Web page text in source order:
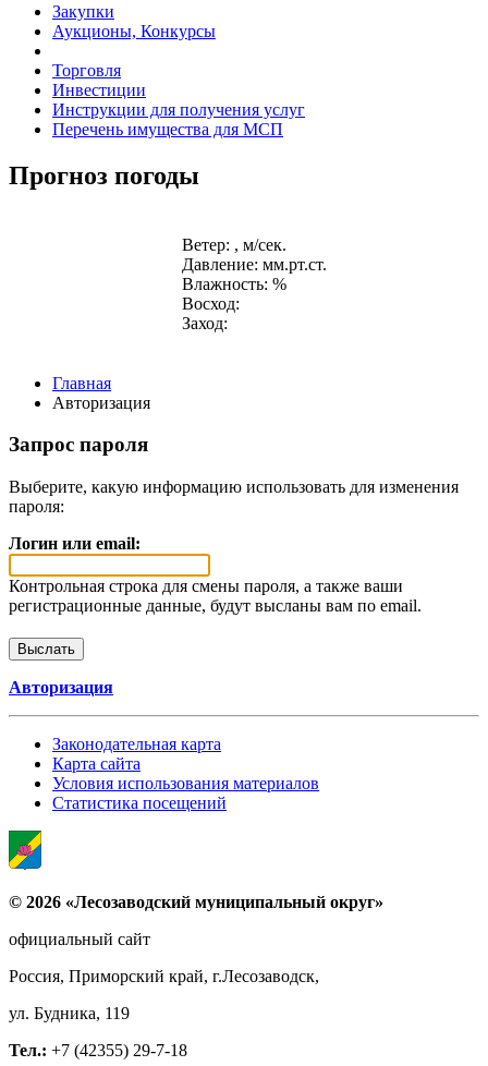
Закупки
Аукционы, Конкурсы
Торговля
Инвестиции
Инструкции для получения услуг
Перечень имущества для МСП
Прогноз погоды
Ветер: , м/сек.
Давление: мм.рт.ст.
Влажность: %
Восход:
Заход:
Главная
Авторизация
Запрос пароля
Выберите, какую информацию использовать для изменения
пароля:
Логин или email:
Контрольная строка для смены пароля, а также ваши
регистрационные данные, будут высланы вам по email.
Авторизация
Законодательная карта
Карта сайта
Условия использования материалов
Статистика посещений
© 2026 «Лесозаводский муниципальный округ»
официальный сайт
Россия, Приморский край, г.Лесозаводск,
ул. Будника, 119
Тел.: +7 (42355) 29-7-18